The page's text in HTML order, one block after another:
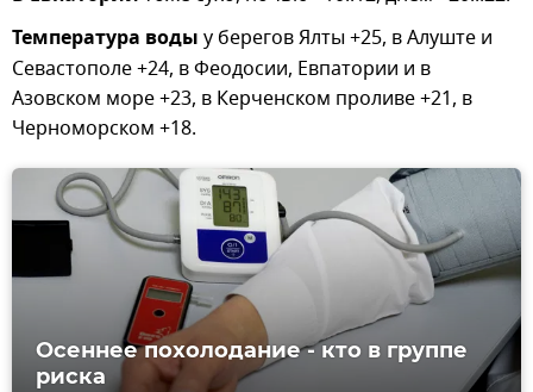
Температура воды у берегов Ялты +25, в Алуште и
Севастополе +24, в Феодосии, Евпатории и в
Азовском море +23, в Керченском проливе +21, в
Черноморском +18.
Осеннее похолодание - кто в группе
риска